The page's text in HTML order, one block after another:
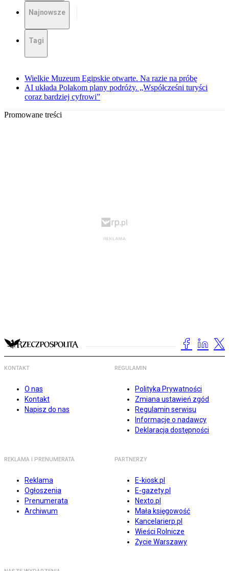
Najnowsze
Tagi
Wielkie Muzeum Egipskie otwarte. Na razie na próbę
AI układa Polakom plany podróży. „Współcześni turyści
coraz bardziej cyfrowi”
Promowane treści
KONTAKT
O nas
Kontakt
Napisz do nas
REGULAMIN
Polityka Prywatności
Zmiana ustawień zgód
Regulamin serwisu
Informacje o nadawcy
Deklaracja dostępności
REKLAMA I PRENUMERATA
Reklama
Ogłoszenia
Prenumerata
Archiwum
PARTNERZY
E-kiosk.pl
E-gazety.pl
Nexto.pl
Mała księgowość
Kancelarierp.pl
Wieści Rolnicze
Życie Warszawy